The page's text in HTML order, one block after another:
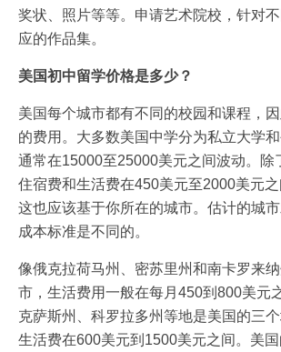
奖状、照片等等。申请艺术院校，针对
应的作品集。
美国初中留学价格是多少？
美国每个城市都有不同的校园和课程，
的费用。大多数美国中学分为私立大学
通常在15000至25000美元之间波动。除
住宿费和生活费在450美元至2000美元之
这也应该基于你所在的城市。估计的城市
成本标准是不同的。
像俄克拉荷马州、密苏里州和南卡罗来
市，生活费用一般在每月450到800美元
克萨斯州、科罗拉多州等地是美国的三
生活费在600美元到1500美元之间。美